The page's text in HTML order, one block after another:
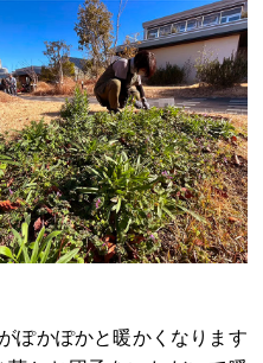
ぽかぽかと暖かくなります